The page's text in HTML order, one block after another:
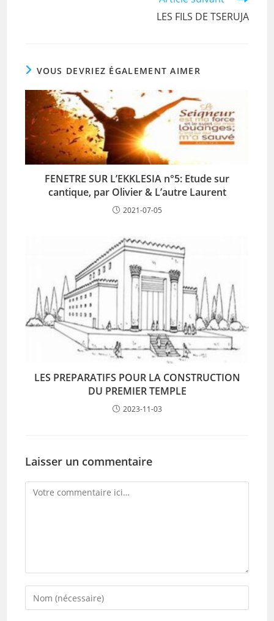
LES FILS DE TSERUJA
VOUS DEVRIEZ ÉGALEMENT AIMER
FENETRE SUR L’EKKLESIA n°5: Etude sur
cantique, par Olivier & L’autre Laurent
2021-07-05
LES PREPARATIFS POUR LA CONSTRUCTION
DU PREMIER TEMPLE
2023-11-03
Laisser un commentaire
Comment
Enter
your